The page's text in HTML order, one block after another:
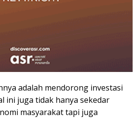
adalah mendorong investasi
ini juga tidak hanya sekedar
masyarakat tapi juga